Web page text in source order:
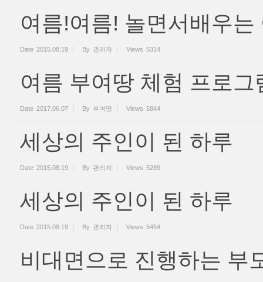
여름!여름! 놀면서배우는
Date 2015.08.19 By 관리자 Views 5314
여름 부여땅 체험 프로그
Date 2017.06.07 By 부여땅 Views 5844
세상의 주인이 된 하루
Date 2015.08.19 By 관리자 Views 5289
세상의 주인이 된 하루
Date 2015.08.19 By 관리자 Views 5454
비대면으로 진행하는 부